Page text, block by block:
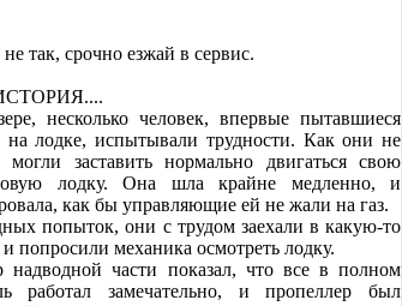
так, срочно езжай в сервис.
несколько человек, впервые пытавшиеся
на лодке, испытывали трудности. Как они не
заставить нормально двигаться свою
лодку. Она шла крайне медленно, и
как бы управляющие ей не жали на газ.
попыток, они с трудом заехали в какую-то
попросили механика осмотреть лодку.
надводной части показал, что все в полном
работал замечательно, и пропеллер был